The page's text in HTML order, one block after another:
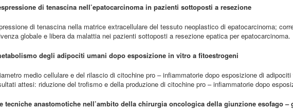
di tenascina nell’epatocarcinoma in pazienti sottoposti a resezione
di tenascina nella matrice extracellulare del tessuto neoplastico di epatocarcinoma;
globale e libera da malattia nei pazienti sottoposti a resezione epatica per epatocarcinoma.
degli adipociti umani dopo esposizione in vitro a fitoestrogeni
medio cellulare e del rilascio di citochine pro – infiammatorie dopo esposizione di
attesi: riduzione del trofismo e della produzione di citochine pro – infiammatorie dopo
tecniche anastomotiche nell’ambito della chirurgia oncologica della giunzione esofago –